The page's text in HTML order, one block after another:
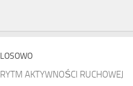
LOSOWO
RYTM AKTYWNOŚCI RUCHOWEJ